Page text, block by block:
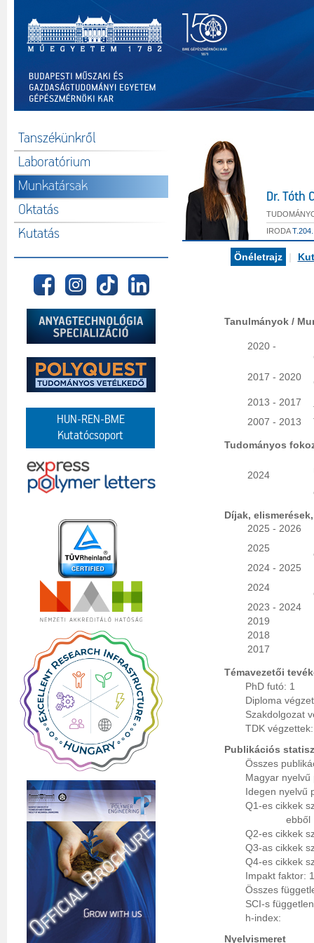
Tanszékünkről
Laboratórium
Munkatársak
Oktatás
Kutatás
HUN-REN-BME
Kutatócsoport
Dr. Tóth
IRODAT.204.
Önéletrajz |
Tanulmányok /
2020 -
2017 - 2020
2013 - 2017
2007 - 2013
Tudományos
2024
Díjak,
2025 - 2026
2025
2024 - 2025
2024
2023 - 2024
2019
2018
2017
Témavezetői
PhD futó: 1
Diploma
Szakdolgozat
TDK
Publikációs
Összes
Magyar nyelvű
Idegen nyelvű
Q1-es cikkek
ebből
Q2-es cikkek
Q3-as cikkek
Q4-es cikkek
Impakt faktor:
Összes
SCI-s
h-index:
Nyelvismeret